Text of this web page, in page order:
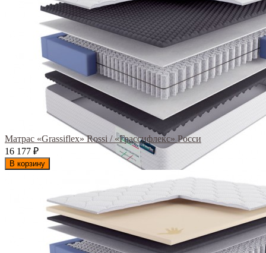
Матрас «Grassiflex» Rossi / «Грассифлекс» Росси
16 177 ₽
В корзину